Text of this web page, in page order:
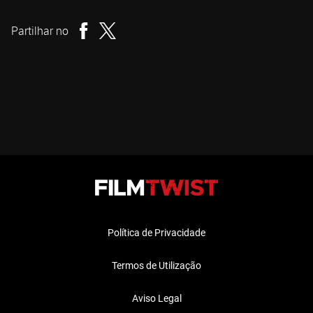
Partilhar no
Política de Privacidade
Termos de Utilização
Aviso Legal